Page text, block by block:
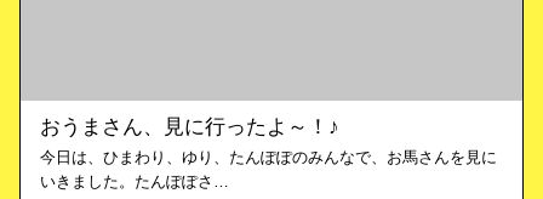
おうまさん、見に行ったよ～！♪
今日は、ひまわり、ゆり、たんぽぽのみんなで、お馬さんを見に
いきました。たんぽぽさ…